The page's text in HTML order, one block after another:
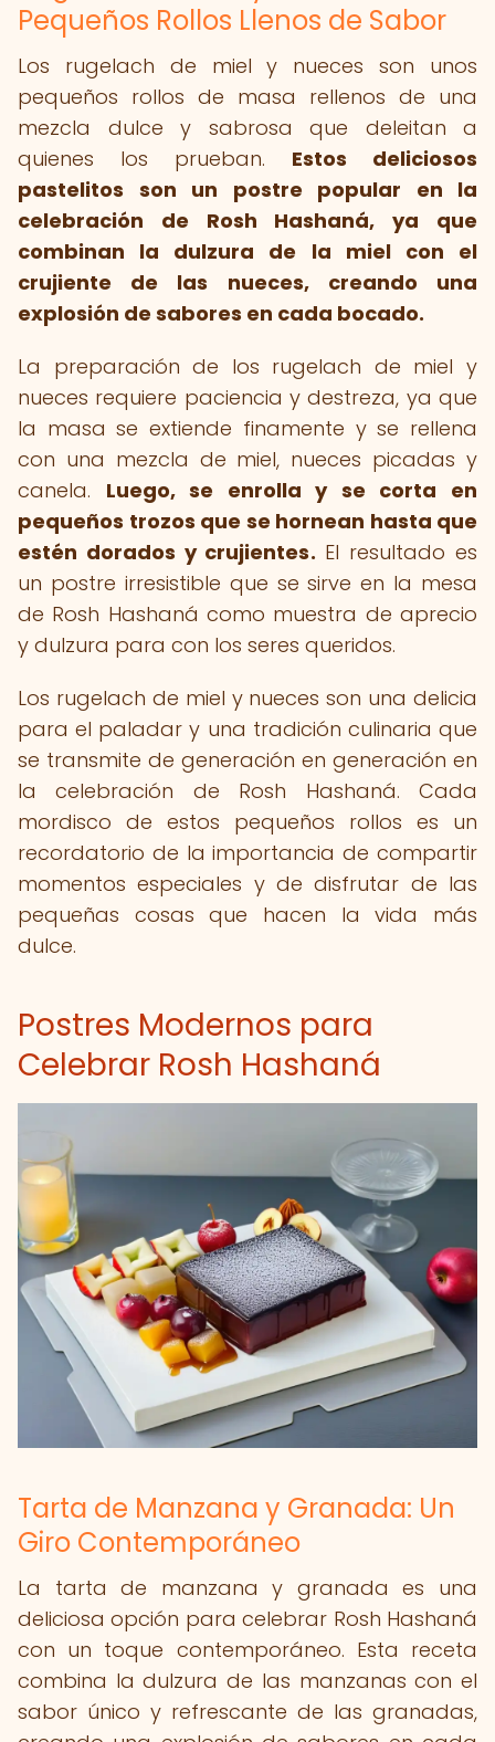
Pequeños Rollos Llenos de Sabor
Los rugelach de miel y nueces son unos
pequeños rollos de masa rellenos de una
mezcla dulce y sabrosa que deleitan a
quienes los prueban. Estos deliciosos
pastelitos son un postre popular en la
celebración de Rosh Hashaná, ya que
combinan la dulzura de la miel con el
crujiente de las nueces, creando una
explosión de sabores en cada bocado.
La preparación de los rugelach de miel y
nueces requiere paciencia y destreza, ya que
la masa se extiende finamente y se rellena
con una mezcla de miel, nueces picadas y
canela. Luego, se enrolla y se corta en
pequeños trozos que se hornean hasta que
estén dorados y crujientes. El resultado es
un postre irresistible que se sirve en la mesa
de Rosh Hashaná como muestra de aprecio
y dulzura para con los seres queridos.
Los rugelach de miel y nueces son una delicia
para el paladar y una tradición culinaria que
se transmite de generación en generación en
la celebración de Rosh Hashaná. Cada
mordisco de estos pequeños rollos es un
recordatorio de la importancia de compartir
momentos especiales y de disfrutar de las
pequeñas cosas que hacen la vida más
dulce.
Postres Modernos para
Celebrar Rosh Hashaná
Tarta de Manzana y Granada: Un
Giro Contemporáneo
La tarta de manzana y granada es una
deliciosa opción para celebrar Rosh Hashaná
con un toque contemporáneo. Esta receta
combina la dulzura de las manzanas con el
sabor único y refrescante de las granadas,